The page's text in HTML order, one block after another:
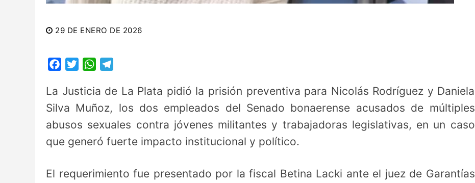
29 DE ENERO DE 2026
FacebookTwitterWhatsApp
La Justicia de La Plata pidió la prisión preventiva para Nicolás Rodríguez y Daniela
Silva Muñoz, los dos empleados del Senado bonaerense acusados de múltiples
abusos sexuales contra jóvenes militantes y trabajadoras legislativas, en un caso
que generó fuerte impacto institucional y político.
El requerimiento fue presentado por la fiscal Betina Lacki ante el juez de Garantías